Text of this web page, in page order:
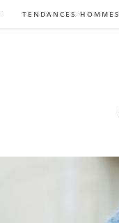
TENDANCES HOMMES